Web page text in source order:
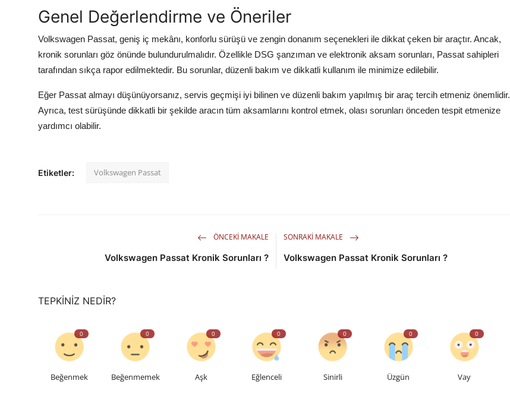
Genel Değerlendirme ve Öneriler
Volkswagen Passat, geniş iç mekânı, konforlu sürüşü ve zengin donanım seçenekleri ile dikkat çeken bir araçtır. Ancak,
kronik sorunları göz önünde bulundurulmalıdır. Özellikle DSG şanzıman ve elektronik aksam sorunları, Passat sahipleri
tarafından sıkça rapor edilmektedir. Bu sorunlar, düzenli bakım ve dikkatli kullanım ile minimize edilebilir.
Eğer Passat almayı düşünüyorsanız, servis geçmişi iyi bilinen ve düzenli bakım yapılmış bir araç tercih etmeniz önemlidir.
Ayrıca, test sürüşünde dikkatli bir şekilde aracın tüm aksamlarını kontrol etmek, olası sorunları önceden tespit etmenize
yardımcı olabilir.
Etiketler: Volkswagen Passat
ÖNCEKI MAKALE
Volkswagen Passat Kronik Sorunları ?
SONRAKI MAKALE
Volkswagen Passat Kronik Sorunları ?
TEPKINIZ NEDIR?
0
Beğenmek
0
Beğenmemek
0
Aşk
0
Eğlenceli
0
Sinirli
0
Üzgün
0
Vay